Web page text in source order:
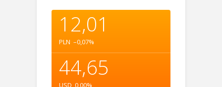
12,01
PLN –0,07%
44,65